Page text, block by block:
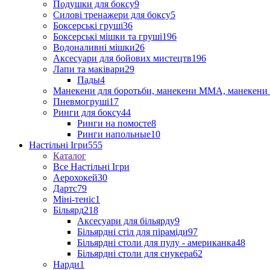
Подушки для боксу9
Силові тренажери для боксу5
Боксерські груші36
Боксерські мішки та груші196
Водоналивні мішки26
Аксесуари для бойових мистецтв196
Лапи та маківари29
Пады4
Манекени для боротьби, манекени ММА, манекени
Пневмогруші17
Ринги для боксу44
Ринги на помосте8
Ринги напольные10
Настільні Ігри555
Каталог
Все Настільні Ігри
Аерохокей30
Дартс79
Міні-теніс1
Більярд218
Аксесуари для більярду9
Більярдні стіл для піраміди97
Більярдні столи для пулу - американка48
Більярдні столи для снукера62
Нарди1